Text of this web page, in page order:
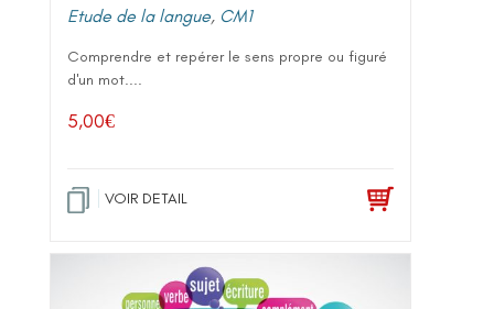
Etude de la langue, CM1
Comprendre et repérer le sens propre ou figuré
d'un mot....
5,00€
VOIR DETAIL